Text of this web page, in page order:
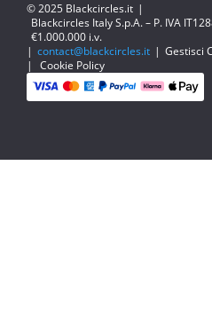
© 2025 Blackcircles.it |
Blackcircles Italy S.p.A. – P. IVA
€1.000.000 i.v.
| contact@blackcircles.it | Gestisci
|
Cookie Policy